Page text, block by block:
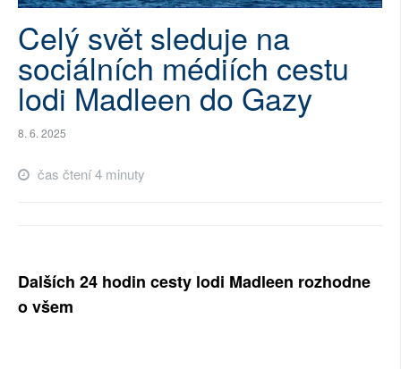
SOCIÁLNÍ SÍTĚ
RUBRIKY
PLNÁ VERZE STRÁNEK
Celý svět sleduje na
sociálních médiích cestu
lodi Madleen do Gazy
8. 6. 2025
čas čtení 4 minuty
Dalších 24 hodin cesty lodi Madleen rozhodne
o všem